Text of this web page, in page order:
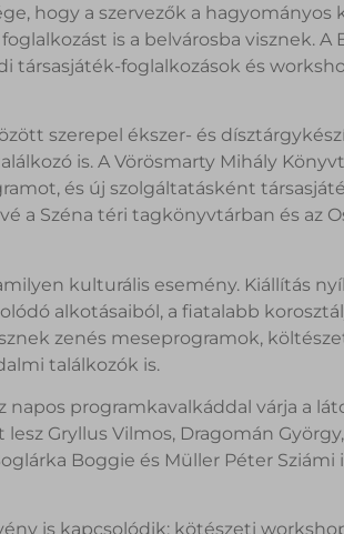
hogy a szervezők a hagyományos
is a belvárosba visznek. A
társasjáték-foglalkozások és
szerepel ékszer- és
is. A Vörösmarty Mihály
és új szolgáltatásként
a Széna téri tagkönyvtárban és az
kulturális esemény. Kiállítás
alkotásaiból, a fiatalabb
zenés meseprogramok,
találkozók is.
programkavalkáddal várja a
Gryllus Vilmos, Dragomán
Boggie és Müller Péter
is kapcsolódik: kötészeti